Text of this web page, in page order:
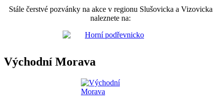
Stále čerstvé pozvánky na akce v regionu Slušovicka a Vizovicka
naleznete na:
Východní Morava